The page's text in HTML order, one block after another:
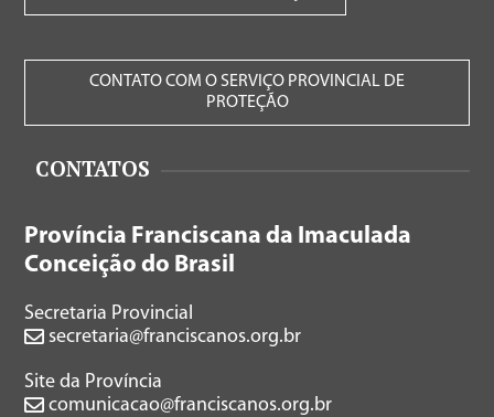
CONTATO COM O SERVIÇO PROVINCIAL DE
PROTEÇÃO
CONTATOS
Província Franciscana da Imaculada
Conceição do Brasil
Secretaria Provincial
secretaria@franciscanos.org.br
Site da Província
comunicacao@franciscanos.org.br